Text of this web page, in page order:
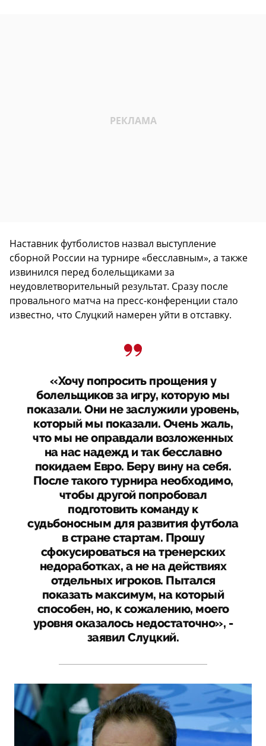
Наставник футболистов назвал выступление
сборной России на турнире «бесславным», а также
извинился перед болельщиками за
неудовлетворительный результат. Сразу после
провального матча на пресс-конференции стало
известно, что Слуцкий намерен уйти в отставку.
«Хочу попросить прощения у
болельщиков за игру, которую мы
показали. Они не заслужили уровень,
который мы показали. Очень жаль,
что мы не оправдали возложенных
на нас надежд и так бесславно
покидаем Евро. Беру вину на себя.
После такого турнира необходимо,
чтобы другой попробовал
подготовить команду к
судьбоносным для развития футбола
в стране стартам. Прошу
сфокусироваться на тренерских
недоработках, а не на действиях
отдельных игроков. Пытался
показать максимум, на который
способен, но, к сожалению, моего
уровня оказалось недостаточно», -
заявил Слуцкий.